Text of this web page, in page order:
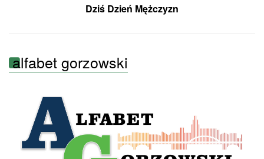
Dziś Dzień Mężczyzn
alfabet gorzowski